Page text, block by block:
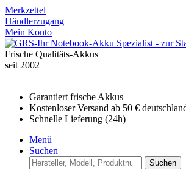
Merkzettel
Händlerzugang
Mein Konto
Frische Qualitäts-Akkus
seit 2002
Garantiert frische Akkus
Kostenloser Versand ab 50 €
Schnelle Lieferung (24h)
Menü
Suchen
Suchen